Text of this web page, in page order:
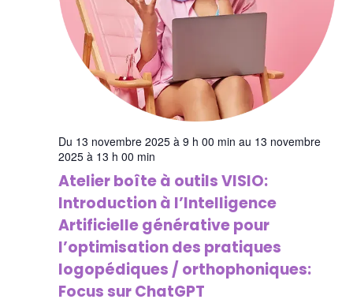
Du 13 novembre 2025 à 9 h 00 min au 13 novembre
2025 à 13 h 00 min
Atelier boîte à outils VISIO:
Introduction à l’Intelligence
Artificielle générative pour
l’optimisation des pratiques
logopédiques / orthophoniques:
Focus sur ChatGPT